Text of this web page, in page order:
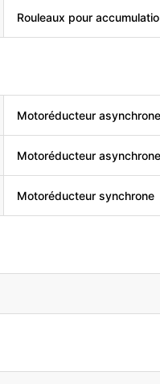
Rouleaux pour
Motoréducteur asynchrone
Motoréducteur asynchrone
Motoréducteur synchrone